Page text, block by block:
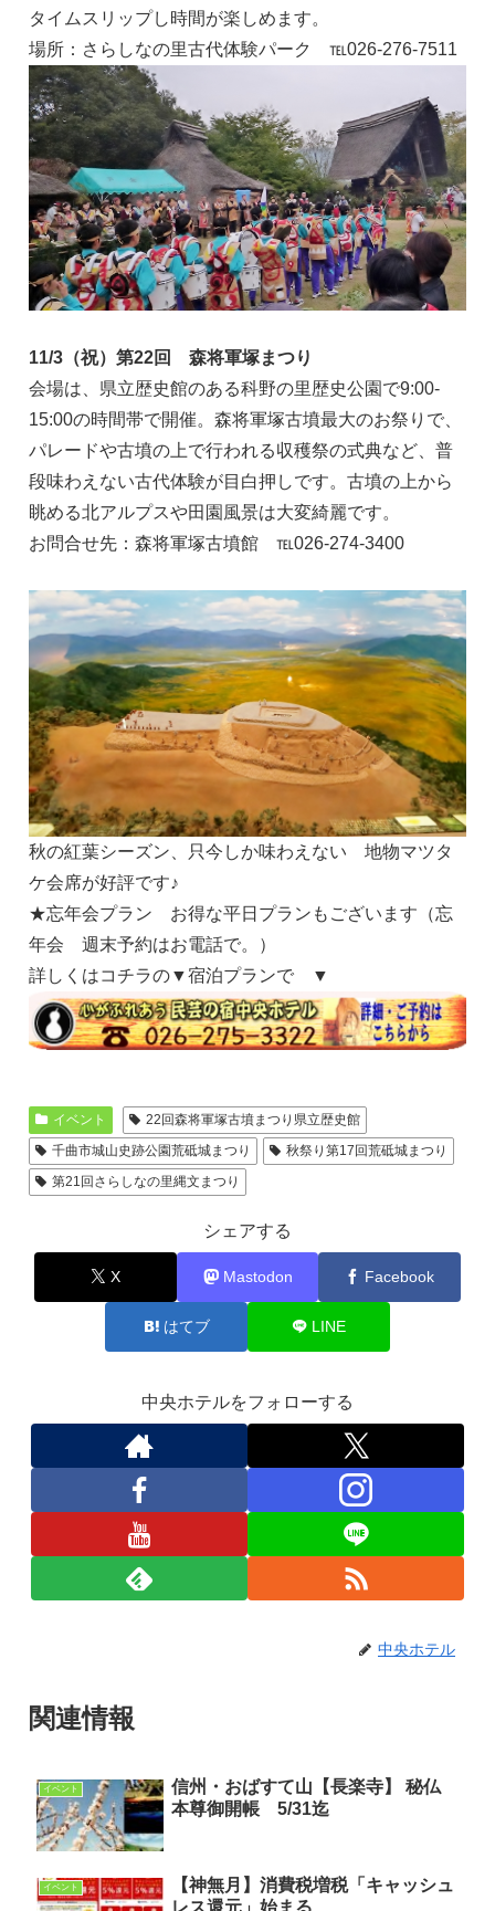
タイムスリップし時間が楽しめます。
場所：さらしなの里古代体験パーク ℡026-276-7511
11/3（祝）第22回 森将軍塚まつり
会場は、県立歴史館のある科野の里歴史公園で9:00-
15:00の時間帯で開催。森将軍塚古墳最大のお祭りで、
パレードや古墳の上で行われる収穫祭の式典など、普
段味わえない古代体験が目白押しです。古墳の上から
眺める北アルプスや田園風景は大変綺麗です。
お問合せ先：森将軍塚古墳館 ℡026-274-3400
秋の紅葉シーズン、只今しか味わえない 地物マツタ
ケ会席が好評です♪
★忘年会プラン お得な平日プランもございます（忘
年会 週末予約はお電話で。）
詳しくはコチラの▼宿泊プランで ▼
イベント
22回森将軍塚古墳まつり県立歴史館
千曲市城山史跡公園荒砥城まつり
秋祭り第17回荒砥城まつり
第21回さらしなの里縄文まつり
シェアする
X Mastodon Facebook
はてブ LINE
中央ホテルをフォローする
中央ホテル
関連情報
イベント
信州・おばすて山【長楽寺】 秘仏
本尊御開帳 5/31迄
イベント
【神無月】消費税増税「キャッシュ
レス還元」始まる